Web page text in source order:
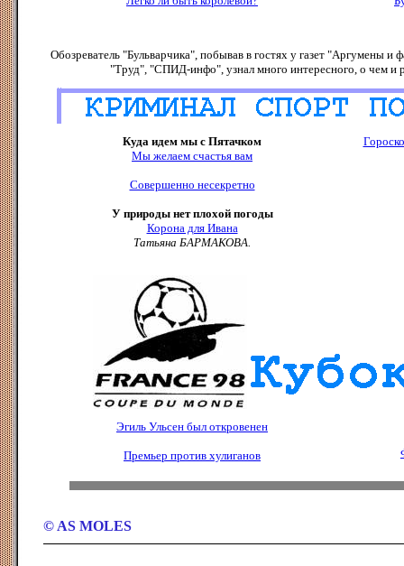
Обозреватель "Бульварчика", побывав в гостях у газет
"Труд", "СПИД-инфо", узнал много интересного, о чем и
Куда идем мы с Пятачком
Мы желаем счастья вам
Совершенно несекретно
У природы нет плохой погоды
Корона для Ивана
Татьяна БАРМАКОВА.
Эгиль Ульсен был откровенен
Премьер против хулиганов
© AS MOLES